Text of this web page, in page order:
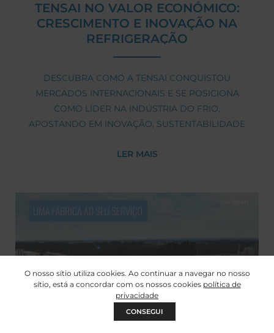
TENSAI NO VALOR ECONÓMICO:
CRESCIMENTO E INOVAÇÃO NA
REFRIGERAÇÃO
DESCUBRA COMO A TENSAI CONQUISTOU
MERCADOS INTERNACIONAIS E SE POSICIONA
COMO LÍDER NA INDÚSTRIA DO FRIO,
APOSTANDO EM INOVAÇÃO, SUSTENTABILIDADE
LER MAIS
O nosso sítio utiliza cookies. Ao continuar a navegar no nosso
sítio, está a concordar com os nossos cookies política de
privacidade
CONSEGUI